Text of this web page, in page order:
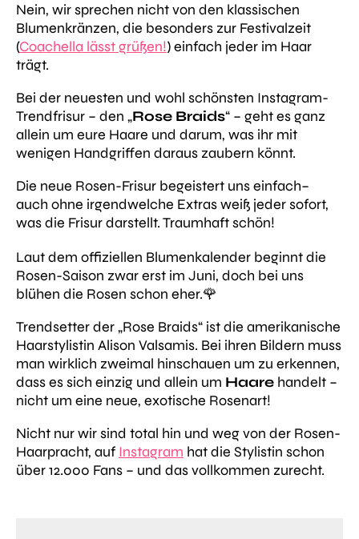
Nein, wir sprechen nicht von den klassischen
Blumenkränzen, die besonders zur Festivalzeit
(Coachella lässt grüßen!) einfach jeder im Haar
trägt.
Bei der neuesten und wohl schönsten Instagram-
Trendfrisur – den „Rose Braids“ – geht es ganz
allein um eure Haare und darum, was ihr mit
wenigen Handgriffen daraus zaubern könnt.
Die neue Rosen-Frisur begeistert uns einfach–
auch ohne irgendwelche Extras weiß jeder sofort,
was die Frisur darstellt. Traumhaft schön!
Laut dem offiziellen Blumenkalender beginnt die
Rosen-Saison zwar erst im Juni, doch bei uns
blühen die Rosen schon eher.🌹
Trendsetter der „Rose Braids“ ist die amerikanische
Haarstylistin Alison Valsamis. Bei ihren Bildern muss
man wirklich zweimal hinschauen um zu erkennen,
dass es sich einzig und allein um Haare handelt –
nicht um eine neue, exotische Rosenart!
Nicht nur wir sind total hin und weg von der Rosen-
Haarpracht, auf Instagram hat die Stylistin schon
über 12.000 Fans – und das vollkommen zurecht.